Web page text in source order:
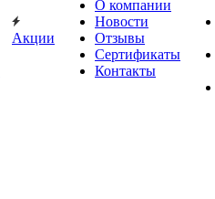
Акции
О компании
Новости
Отзывы
Сертификаты
Контакты